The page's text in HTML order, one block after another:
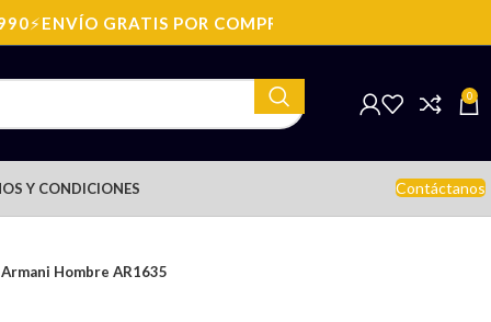
⚡ENVÍO GRATIS POR COMPRAS SOBRE: $199.990
0
Y CONDICIONES Contáctanos
Hombre AR1635